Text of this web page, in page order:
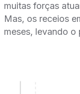
muitas forças
Mas, os receios
meses, levando o